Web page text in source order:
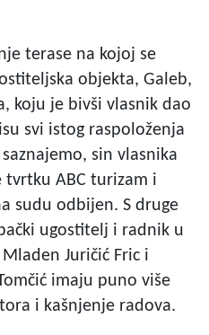
terase na kojoj se
objekta, Galeb,
koju je bivši vlasnik dao
svi istog raspoloženja
sin vlasnika
ABC turizam i
sudu odbijen. S druge
ugostitelj i radnik u
Juričić Fric i
imaju puno više
i kašnjenje radova.